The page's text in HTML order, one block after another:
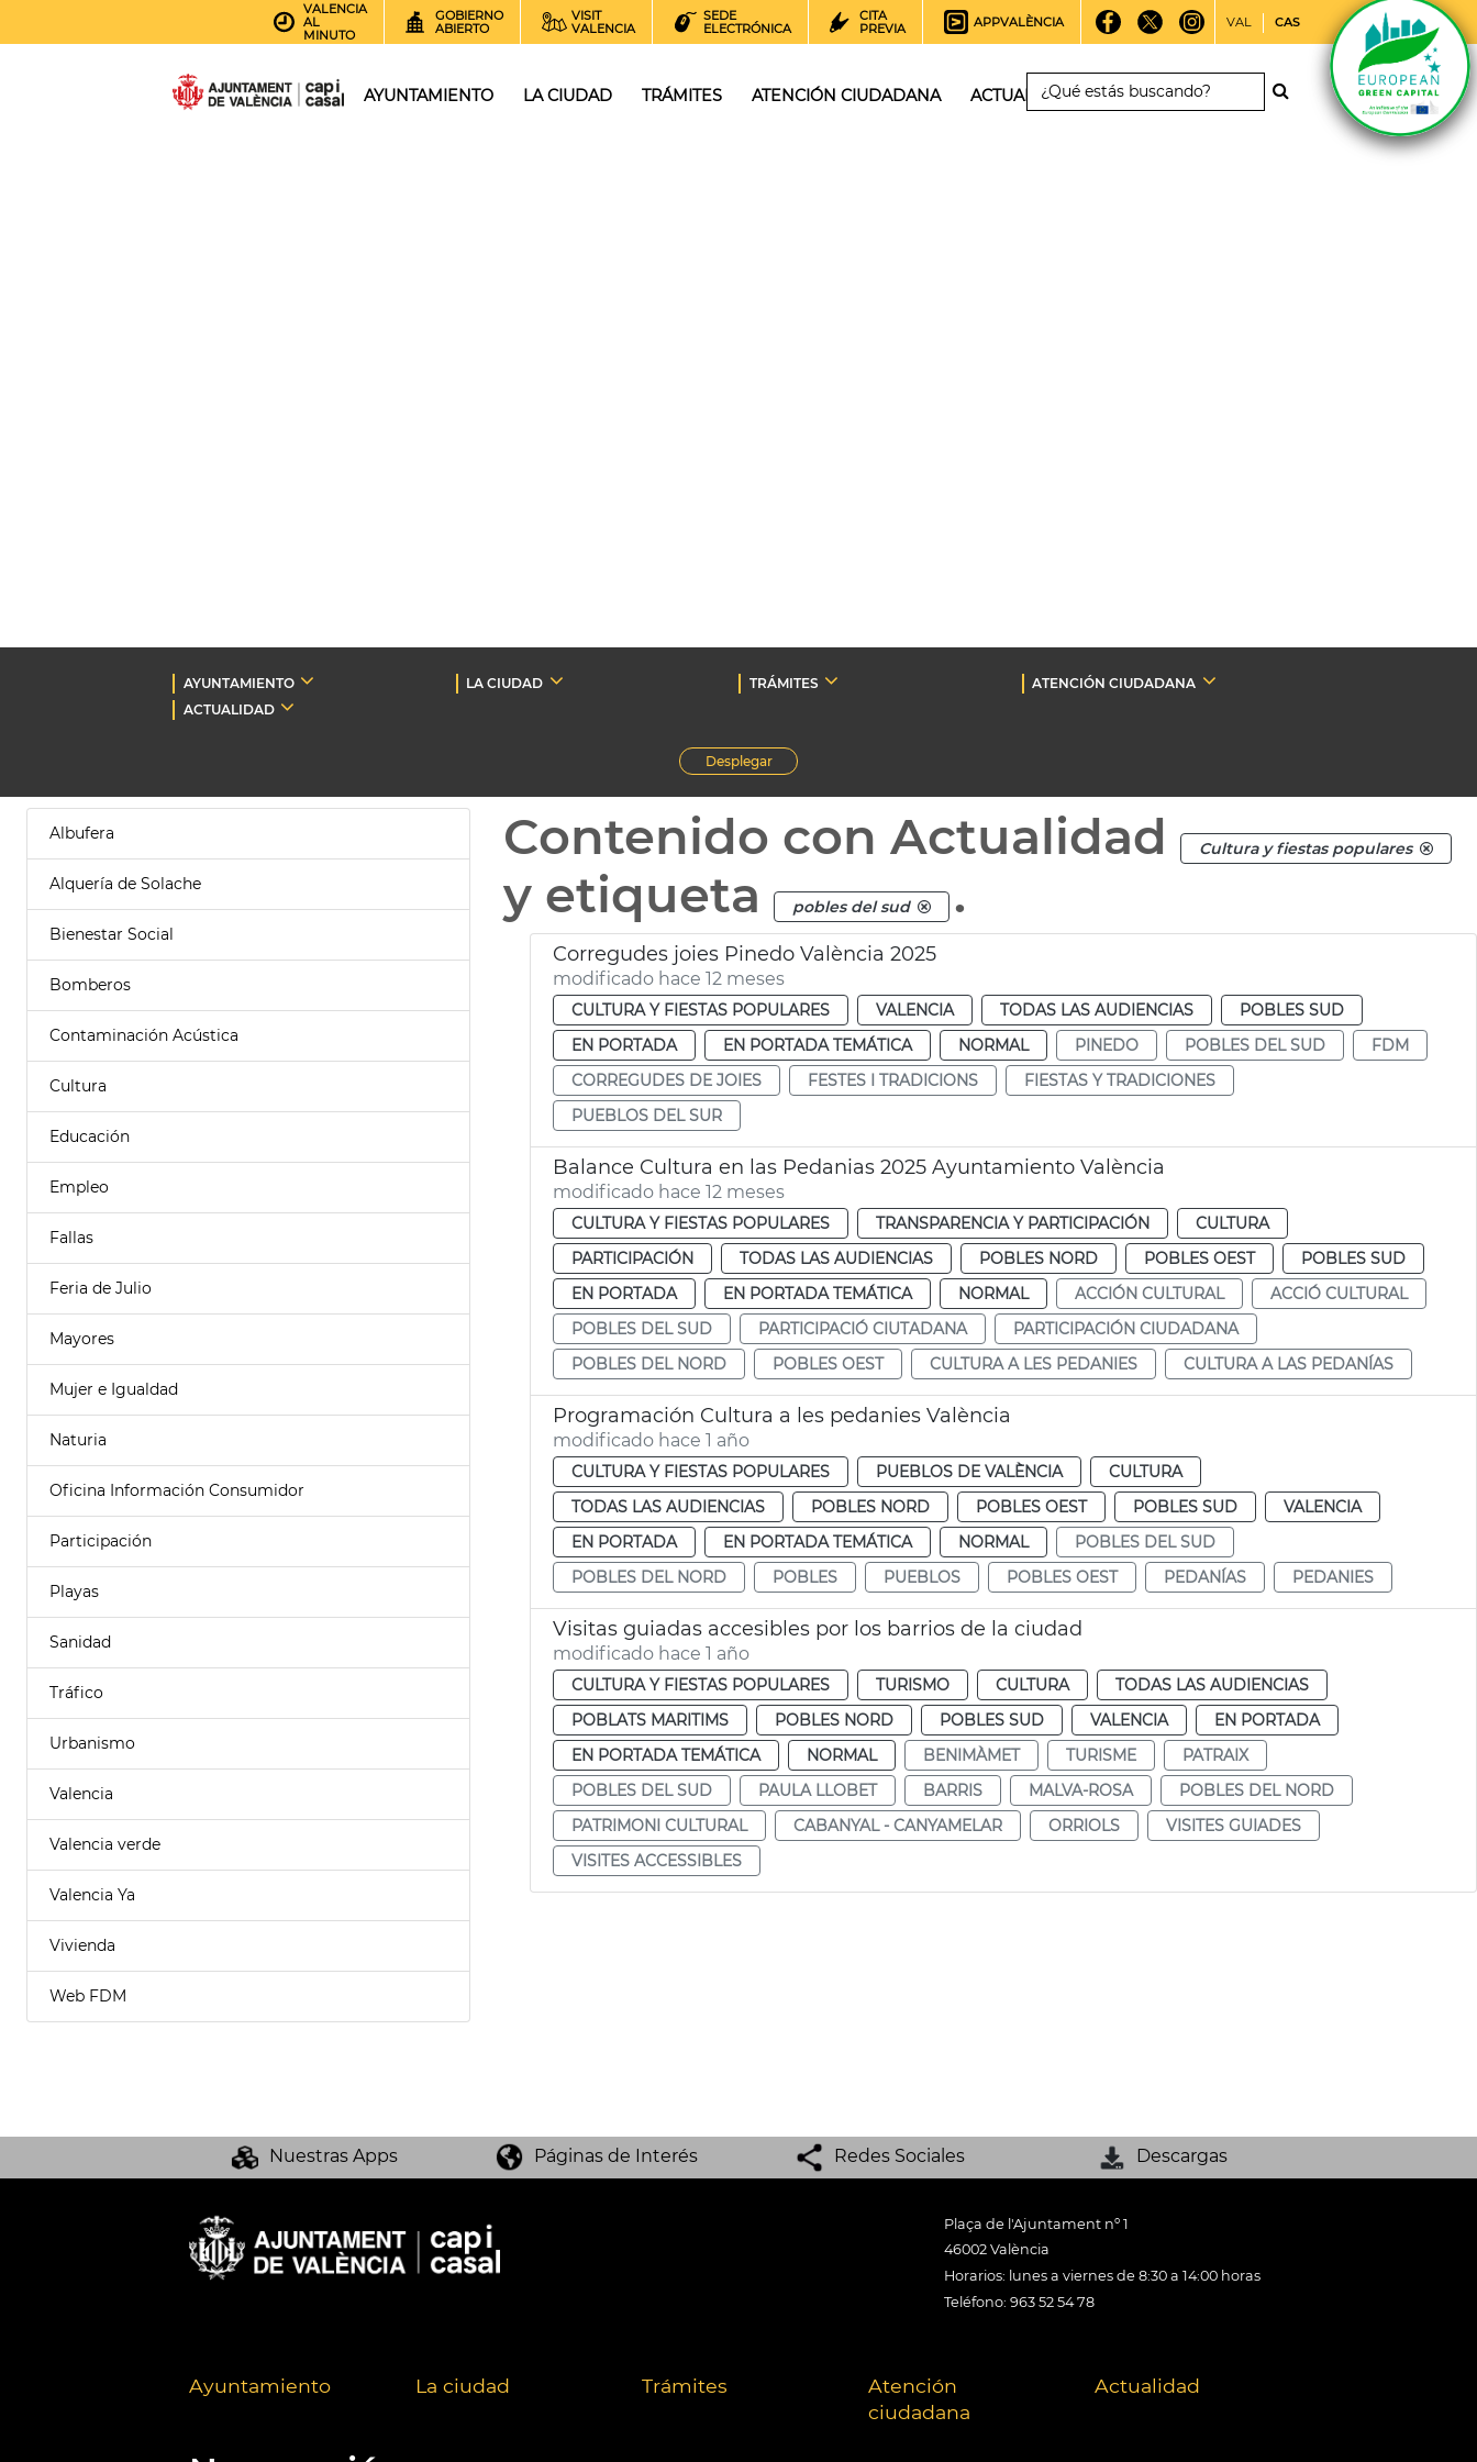
VALENCIA
AL
MINUTO
GOBIERNO
ABIERTO
VISIT
VALENCIA
SEDE
ELECTRÓNICA
CITA
PREVIA
APPVALÈNCIA VAL CAS
AYUNTAMIENTO LA CIUDAD TRÁMITES ATENCIÓN CIUDADANA ACTUALIDAD
AYUNTAMIENTO LA CIUDAD TRÁMITES
ATENCIÓN CIUDADANA
ACTUALIDAD
Desplegar
Albufera
Alquería de Solache
Bienestar Social
Bomberos
Contaminación Acústica
Cultura
Educación
Empleo
Fallas
Feria de Julio
Mayores
Mujer e Igualdad
Naturia
Oficina Información Consumidor
Participación
Playas
Sanidad
Tráfico
Urbanismo
Valencia
Valencia verde
Valencia Ya
Vivienda
Web FDM
Contenido con Actualidad Cultura y fiestas populares
y etiqueta pobles del sud .
Corregudes joies Pinedo València 2025
modificado hace 12 meses
CULTURA Y FIESTAS POPULARES VALENCIA TODAS LAS AUDIENCIAS
POBLES SUD
EN PORTADA
EN PORTADA TEMÁTICA NORMAL PINEDO POBLES DEL SUD
FDM
CORREGUDES DE JOIES
FESTES I TRADICIONS
FIESTAS Y TRADICIONES
PUEBLOS DEL SUR
Balance Cultura en las Pedanias 2025 Ayuntamiento València
modificado hace 12 meses
CULTURA Y FIESTAS POPULARES TRANSPARENCIA Y PARTICIPACIÓN
CULTURA
PARTICIPACIÓN
TODAS LAS AUDIENCIAS POBLES NORD POBLES OEST
POBLES SUD
EN PORTADA
EN PORTADA TEMÁTICA NORMAL ACCIÓN CULTURAL
ACCIÓ CULTURAL
POBLES DEL SUD
PARTICIPACIÓ CIUTADANA
PARTICIPACIÓN CIUDADANA
POBLES DEL NORD
POBLES OEST CULTURA A LES PEDANIES CULTURA A LAS PEDANÍAS
Programación Cultura a les pedanies València
modificado hace 1 año
CULTURA Y FIESTAS POPULARES PUEBLOS DE VALÈNCIA
CULTURA
TODAS LAS AUDIENCIAS
POBLES NORD POBLES OEST POBLES SUD
VALENCIA
EN PORTADA
EN PORTADA TEMÁTICA NORMAL
POBLES DEL SUD
POBLES DEL NORD
POBLES PUEBLOS POBLES OEST PEDANÍAS PEDANIES
Visitas guiadas accesibles por los barrios de la ciudad
modificado hace 1 año
CULTURA Y FIESTAS POPULARES TURISMO CULTURA
TODAS LAS AUDIENCIAS
POBLATS MARITIMS
POBLES NORD POBLES SUD VALENCIA
EN PORTADA
EN PORTADA TEMÁTICA
NORMAL BENIMÀMET TURISME
PATRAIX
POBLES DEL SUD
PAULA LLOBET BARRIS MALVA-ROSA
POBLES DEL NORD
PATRIMONI CULTURAL
CABANYAL - CANYAMELAR ORRIOLS
VISITES GUIADES
VISITES ACCESSIBLES
Nuestras Apps Páginas de Interés Redes Sociales Descargas
Plaça de l'Ajuntament nº 1
46002 València
Horarios: lunes a viernes de 8:30 a 14:00 horas
Teléfono: 963 52 54 78
Ayuntamiento La ciudad Trámites
Atención
ciudadana
Actualidad